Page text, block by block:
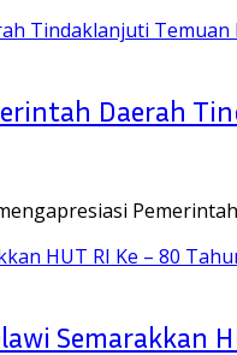
Daerah
Semarakkan